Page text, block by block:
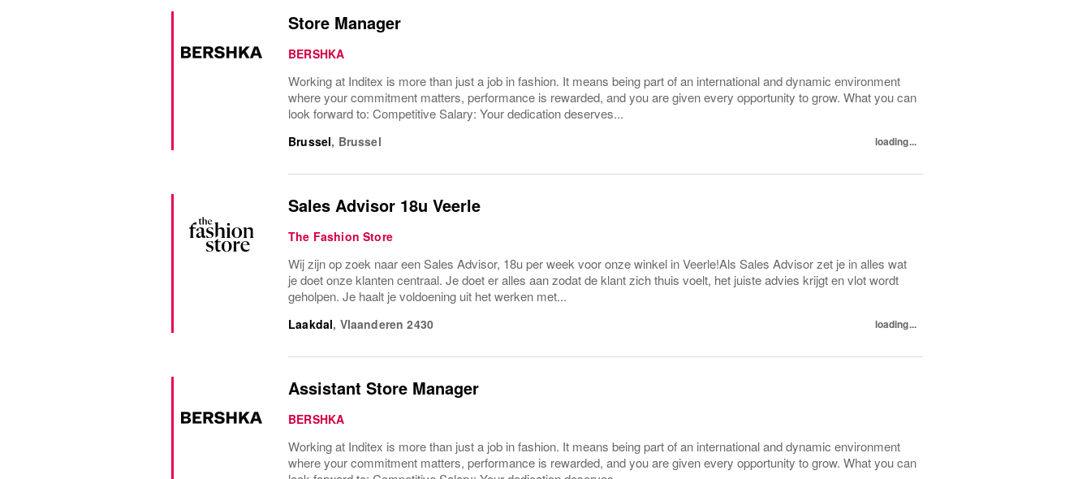
Store Manager
BERSHKA
Working at Inditex is more than just a job in fashion. It means being part of an international and dynamic environment
where your commitment matters, performance is rewarded, and you are given every opportunity to grow. What you can
look forward to: Competitive Salary: Your dedication deserves...
Brussel, Brussel loading...
Sales Advisor 18u Veerle
The Fashion Store
Wij zijn op zoek naar een Sales Advisor, 18u per week voor onze winkel in Veerle!Als Sales Advisor zet je in alles wat
je doet onze klanten centraal. Je doet er alles aan zodat de klant zich thuis voelt, het juiste advies krijgt en vlot wordt
geholpen. Je haalt je voldoening uit het werken met...
Laakdal, Vlaanderen 2430 loading...
Assistant Store Manager
BERSHKA
Working at Inditex is more than just a job in fashion. It means being part of an international and dynamic environment
where your commitment matters, performance is rewarded, and you are given every opportunity to grow. What you can